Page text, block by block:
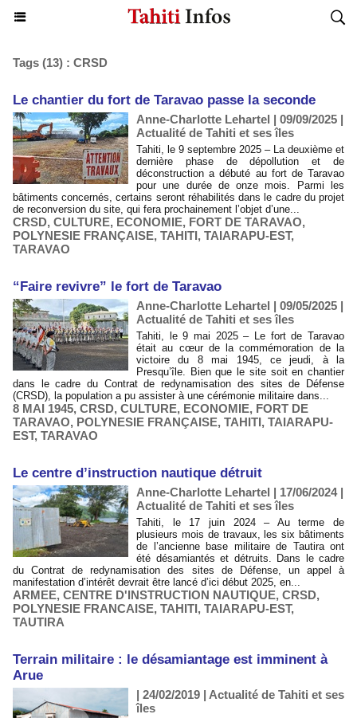
Tags (13) : CRSD
Le chantier du fort de Taravao passe la seconde
Anne-Charlotte Lehartel | 09/09/2025 |
Actualité de Tahiti et ses îles
Tahiti, le 9 septembre 2025 – La deuxième et
dernière phase de dépollution et de
déconstruction a débuté au fort de Taravao
pour une durée de onze mois. Parmi les
bâtiments concernés, certains seront réhabilités dans le cadre du projet
de reconversion du site, qui fera prochainement l’objet d’une...
CRSD, CULTURE, ECONOMIE, FORT DE TARAVAO,
POLYNESIE FRANÇAISE, TAHITI, TAIARAPU-EST,
TARAVAO
​“Faire revivre” le fort de Taravao
Anne-Charlotte Lehartel | 09/05/2025 |
Actualité de Tahiti et ses îles
Tahiti, le 9 mai 2025 – Le fort de Taravao
était au cœur de la commémoration de la
victoire du 8 mai 1945, ce jeudi, à la
Presqu’île. Bien que le site soit en chantier
dans le cadre du Contrat de redynamisation des sites de Défense
(CRSD), la population a pu assister à une cérémonie militaire dans...
8 MAI 1945, CRSD, CULTURE, ECONOMIE, FORT DE
TARAVAO, POLYNESIE FRANÇAISE, TAHITI, TAIARAPU-
EST, TARAVAO
Le centre d’instruction nautique détruit
Anne-Charlotte Lehartel | 17/06/2024|
Actualité de Tahiti et ses îles
Tahiti, le 17 juin 2024 – Au terme de
plusieurs mois de travaux, les six bâtiments
de l’ancienne base militaire de Tautira ont
été désamiantés et détruits. Dans le cadre
du Contrat de redynamisation des sites de Défense, un appel à
manifestation d’intérêt devrait être lancé d’ici début 2025, en...
ARMEE, CENTRE D'INSTRUCTION NAUTIQUE, CRSD,
POLYNESIE FRANCAISE, TAHITI, TAIARAPU-EST,
TAUTIRA
Terrain militaire : le désamiantage est imminent à
Arue
| 24/02/2019 | Actualité de Tahiti et ses
îles